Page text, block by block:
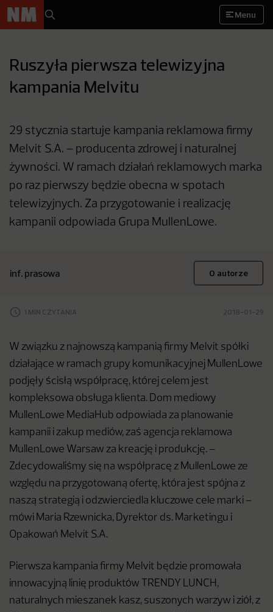
Menu
Ruszyła pierwsza telewizyjna
kampania Melvitu
29 stycznia startuje kampania reklamowa firmy
Melvit S.A. – producenta zdrowej i naturalnej
żywności. W ramach działań reklamowych marka
po raz pierwszy będzie obecna w spotach
telewizyjnych. Za przygotowanie i realizację
kampanii odpowiada Grupa MullenLowe.
inf. prasowa O autorze
1 MIN CZYTANIA 2018-01-29
W związku z najnowszą kampanią firmy Melvit spółki
działające w ramach grupy komunikacyjnej MullenLowe
podjęły ścisłą współpracę, której celem jest
kompleksowa obsługa klienta. Dom mediowy
MullenLowe MediaHub odpowiada za planowanie
kampanii i zakup mediów, zaś agencja reklamowa
MullenLowe Warsaw za kreację i produkcję. –
Zdecydowaliśmy się na współpracę z MullenLowe ze
względu na przygotowaną ofertę, która jest spójna z
naszą strategią i odzwierciedla kluczowe cele marki –
mówi Maria Rzewnicka, Dyrektor ds. Marketingu i
Opakowań Melvit S.A.
Pierwsza kampania firmy Melvit będzie promowała
innowacyjną linię produktów TRENDY LUNCH,
naturalnych mieszanek kasz, suszonych warzyw i ziół, z